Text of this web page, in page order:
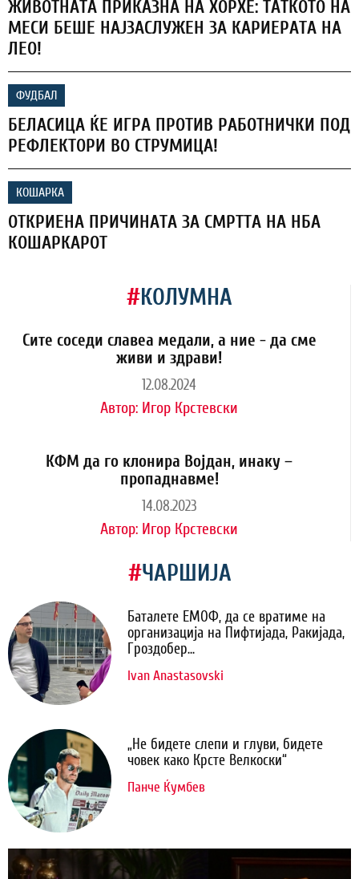
ЖИВОТНАТА ПРИКАЗНА НА ХОРХЕ: ТАТКОТО НА
МЕСИ БЕШЕ НАЈЗАСЛУЖЕН ЗА КАРИЕРАТА НА
ЛЕО!
ФУДБАЛ
БЕЛАСИЦА ЌЕ ИГРА ПРОТИВ РАБОТНИЧКИ ПОД
РЕФЛЕКТОРИ ВО СТРУМИЦА!
КОШАРКА
ОТКРИЕНА ПРИЧИНАТА ЗА СМРТТА НА НБА
КОШАРКАРОТ
#КОЛУМНА
Сите соседи славеа медали, а ние - да сме
живи и здрави!
12.08.2024
Автор: Игор Крстевски
КФМ да го клонира Војдан, инаку –
пропаднавме!
14.08.2023
Автор: Игор Крстевски
#ЧАРШИЈА
Баталете ЕМОФ, да се вратиме на
организација на Пифтијада, Ракијада,
Гроздобер...
Ivan Anastasovski
„Не бидете слепи и глуви, бидете
човек како Крсте Велкоски“
Панче Ќумбев